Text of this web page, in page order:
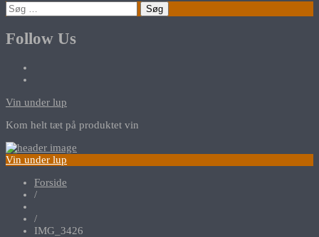
Søg
efter:
Follow Us
Vin under lup
Kom helt tæt på produktet vin
Vin under lup
Forside
/
/
IMG_3426